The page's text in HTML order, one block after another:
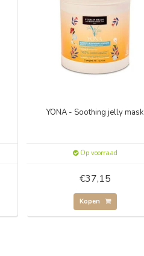
YONA - Soothing jelly mask
Op voorraad
€37,15
Kopen